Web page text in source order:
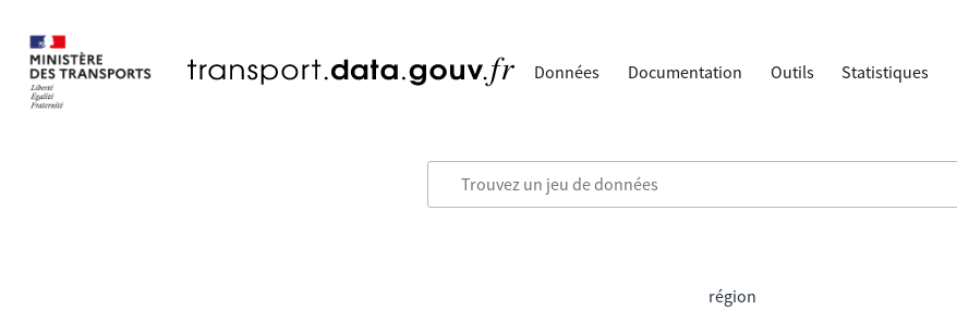
Données Documentation Outils Statistiques
région